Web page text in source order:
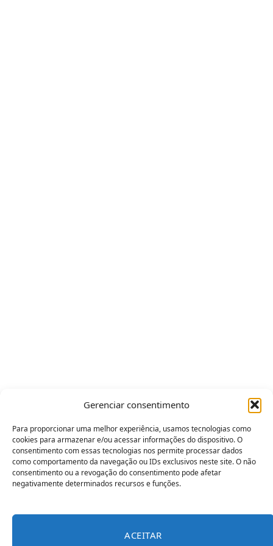
Gerenciar consentimento
Para proporcionar uma melhor experiência, usamos tecnologias como
cookies para armazenar e/ou acessar informações do dispositivo. O
consentimento com essas tecnologias nos permite processar dados
como comportamento da navegação ou IDs exclusivos neste site. O não
consentimento ou a revogação do consentimento pode afetar
negativamente determinados recursos e funções.
ACEITAR